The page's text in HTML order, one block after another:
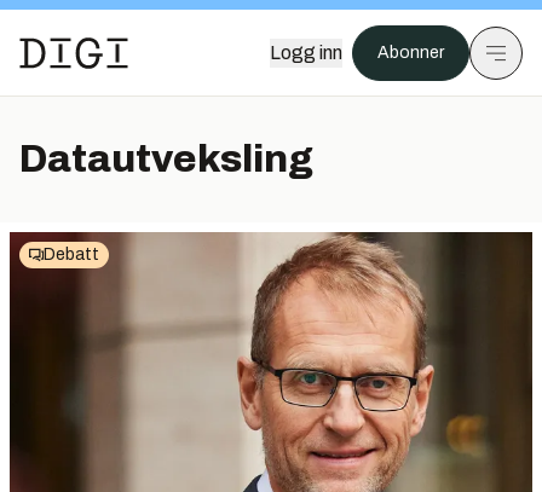
Logg inn Abonner
Datautveksling
Debatt